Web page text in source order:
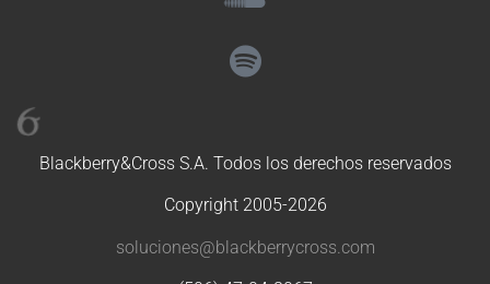
Blackberry&Cross S.A. Todos los derechos reservados
Copyright 2005-2026
soluciones@blackberrycross.com